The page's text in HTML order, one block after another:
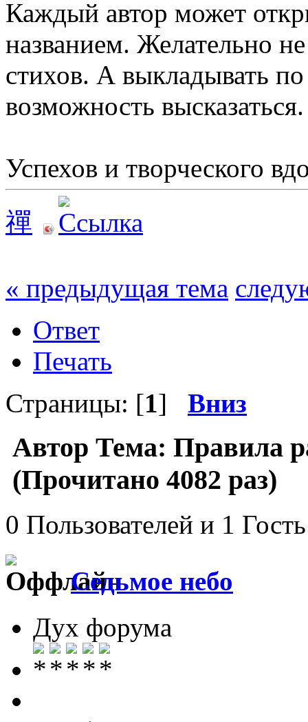
Каждый автор может
названием. Желательно
стихов. А выкладывать
возможность высказаться.
Успехов и творческого
禪
« предыдущая тема
Ответ
Печать
Страницы: [1] Вниз
Автор Тема: Правила
(Прочитано 4082 раз)
0 Пользователей и 1
Седьмое небо
Дух форума